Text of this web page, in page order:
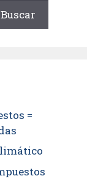
Buscar
=